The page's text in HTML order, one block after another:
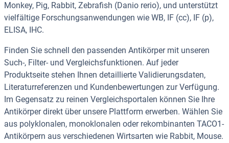
Monkey, Pig, Rabbit, Zebrafish (Danio rerio), und unterstützt
vielfältige Forschungsanwendungen wie WB, IF (cc), IF (p),
ELISA, IHC.
Finden Sie schnell den passenden Antikörper mit unseren
Such-, Filter- und Vergleichsfunktionen. Auf jeder
Produktseite stehen Ihnen detaillierte Validierungsdaten,
Literaturreferenzen und Kundenbewertungen zur Verfügung.
Im Gegensatz zu reinen Vergleichsportalen können Sie Ihre
Antikörper direkt über unsere Plattform erwerben. Wählen Sie
aus polyklonalen, monoklonalen oder rekombinanten TACO1-
Antikörpern aus verschiedenen Wirtsarten wie Rabbit, Mouse.